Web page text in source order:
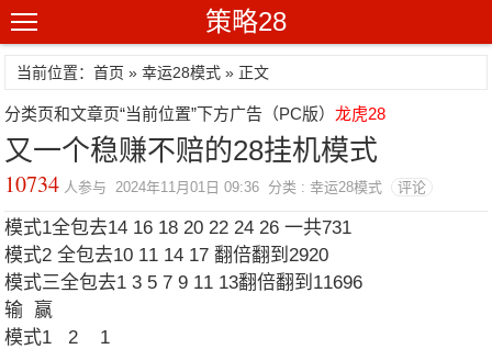
策略28
当前位置：首页 »幸运28模式 » 正文
分类页和文章页“当前位置”下方广告（PC版）龙虎28
又一个稳赚不赔的28挂机模式
10734 人参与 2024年11月01日 09:36 分类 : 幸运28模式 评论
模式1全包去14 16 18 20 22 24 26 一共731
模式2 全包去10 11 14 17 翻倍翻到2920
模式三全包去1 3 5 7 9 11 13翻倍翻到11696
输 赢
模式1 2 1